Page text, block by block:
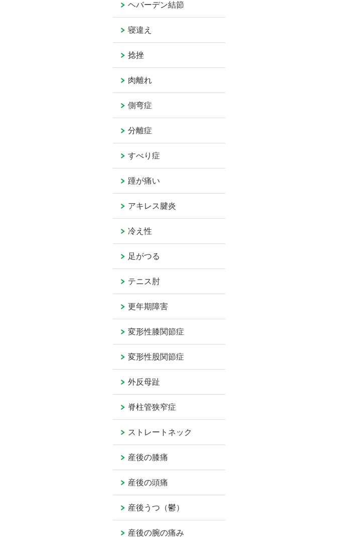
ヘバーデン結節
寝違え
捻挫
肉離れ
側弯症
分離症
すべり症
踵が痛い
アキレス腱炎
冷え性
足がつる
テニス肘
更年期障害
変形性膝関節症
変形性股関節症
外反母趾
脊柱管狭窄症
ストレートネック
産後の膝痛
産後の頭痛
産後うつ（鬱）
産後の腕の痛み